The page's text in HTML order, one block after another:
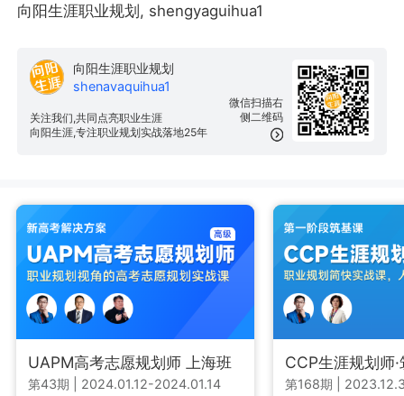
向阳生涯职业规划, shengyaguihua1
微信扫描右
侧二维码
向阳生涯职业规划
shenavaquihua1
关注我们,共同点亮职业生涯
向阳生涯,专注职业规划实战落地25年
UAPM高考志愿规划师 上海班
第43期 2024.01.12-2024.01.14
CCP生涯规划师
第168期